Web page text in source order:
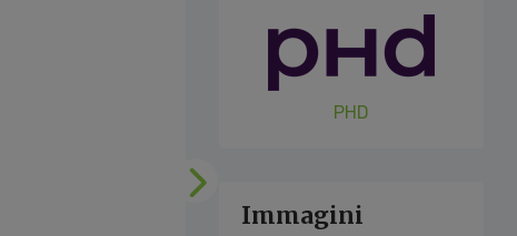
Successivo
PHD
Immagini